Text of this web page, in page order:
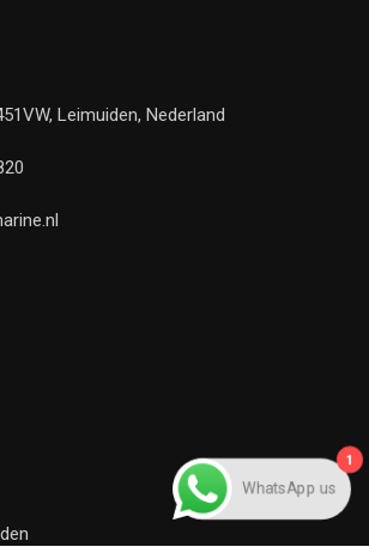
Leimuiden, Nederland
WhatsApp us